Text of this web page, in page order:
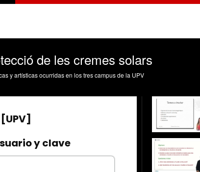
de les cremes solars
y artísticas ocurridas en los tres campus de la UPV